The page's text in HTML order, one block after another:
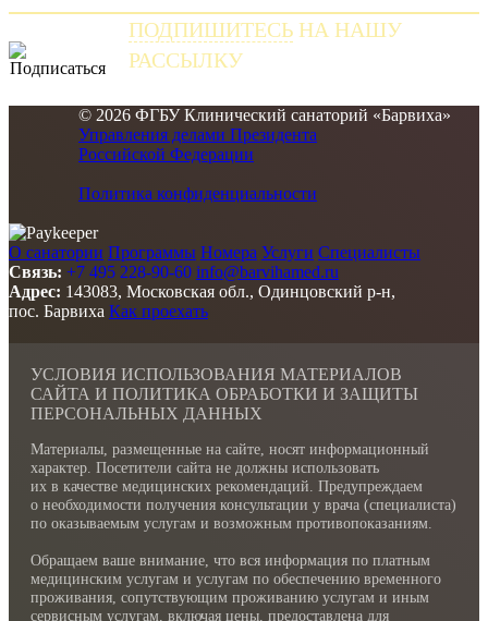
ПОДПИШИТЕСЬ НА НАШУ
РАССЫЛКУ
© 2026 ФГБУ Клинический санаторий «Барвиха»
Управления делами Президента
Российской Федерации
Политика конфиденциальности
О санатории Программы Номера Услуги Специалисты
Связь: +7 495 228-90-60 info@barvihamed.ru
Адрес: 143083, Московская обл., Одинцовский р-н,
пос. Барвиха Как проехать
УСЛОВИЯ ИСПОЛЬЗОВАНИЯ МАТЕРИАЛОВ
САЙТА И ПОЛИТИКА ОБРАБОТКИ И ЗАЩИТЫ
ПЕРСОНАЛЬНЫХ ДАННЫХ
Материалы, размещенные на сайте, носят информационный
характер. Посетители сайта не должны использовать
их в качестве медицинских рекомендаций. Предупреждаем
о необходимости получения консультации у врача (специалиста)
по оказываемым услугам и возможным противопоказаниям.
Обращаем ваше внимание, что вся информация по платным
медицинским услугам и услугам по обеспечению временного
проживания, сопутствующим проживанию услугам и иным
сервисным услугам, включая цены, предоставлена для